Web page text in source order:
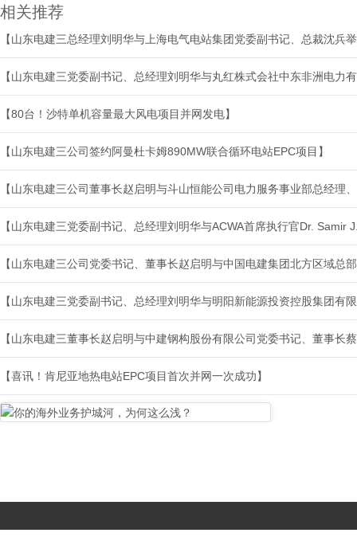
相关推荐
【山东电建三总经理刘明华与上海电气电站集团党委副书记、总裁沈兵
【80台！沙特单机容量最大风电项目并网发电】
【山东电建三公司签约阿曼杜卡姆890MW联合循环电站EPC项目】
【喜讯！肯尼亚地热电站EPC项目首次并网一次成功】